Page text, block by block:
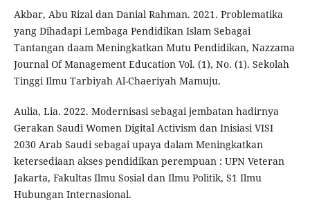
Akbar, Abu Rizal dan Danial Rahman. 2021. Problematika
yang Dihadapi Lembaga Pendidikan Islam Sebagai
Tantangan daam Meningkatkan Mutu Pendidikan, Nazzama
Journal Of Management Education Vol. (1), No. (1). Sekolah
Tinggi Ilmu Tarbiyah Al-Chaeriyah Mamuju.
Aulia, Lia. 2022. Modernisasi sebagai jembatan hadirnya
Gerakan Saudi Women Digital Activism dan Inisiasi VISI
2030 Arab Saudi sebagai upaya dalam Meningkatkan
ketersediaan akses pendidikan perempuan : UPN Veteran
Jakarta, Fakultas Ilmu Sosial dan Ilmu Politik, S1 Ilmu
Hubungan Internasional.